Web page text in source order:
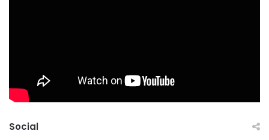
Social